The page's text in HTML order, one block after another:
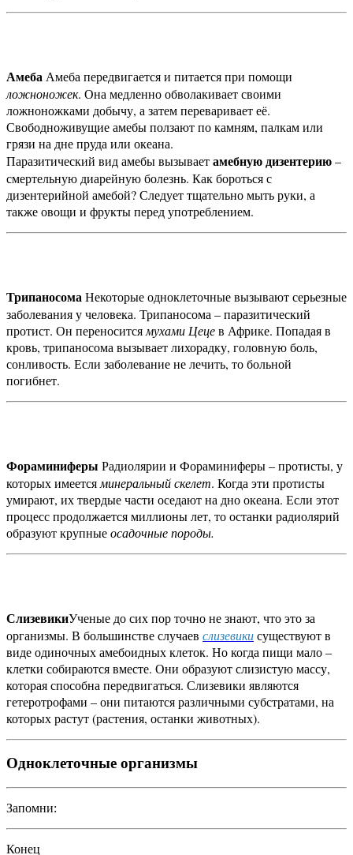
Амеба Амеба передвигается и питается при помощи
ложноножек. Она медленно обволакивает своими
ложноножками добычу, а затем переваривает её.
Свободноживущие амебы ползают по камням, палкам или
грязи на дне пруда или океана.
Паразитический вид амебы вызываетамебную дизентерию–
смертельную диарейную болезнь. Как бороться с
дизентерийной амебой? Следует тщательно мыть руки, а
также овощи и фрукты перед употреблением.
ТрипаносомаНекоторые одноклеточные вызывают серьезные
заболевания у человека. Трипаносома – паразитический
протист. Он переносится мухами Цецев Африке. Попадая в
кровь, трипаносома вызывает лихорадку, головную боль,
сонливость. Если заболевание не лечить, то больной
погибнет.
Фораминиферы Радиолярии и Фораминиферы – протисты, у
которых имеется минеральный скелет. Когда эти протисты
умирают, их твердые части оседают на дно океана. Если этот
процесс продолжается миллионы лет, то останки радиолярий
образуют крупныеосадочные породы.
СлизевикиУченые до сих пор точно не знают, что это за
организмы. В большинстве случаев слизевикисуществуют в
виде одиночных амебоидных клеток. Но когда пищи мало –
клетки собираются вместе. Они образуют слизистую массу,
которая способна передвигаться. Слизевики являются
гетеротрофами – они питаются различными субстратами, на
которых растут (растения, останки животных).
Одноклеточные организмы
Запомни:
Конец